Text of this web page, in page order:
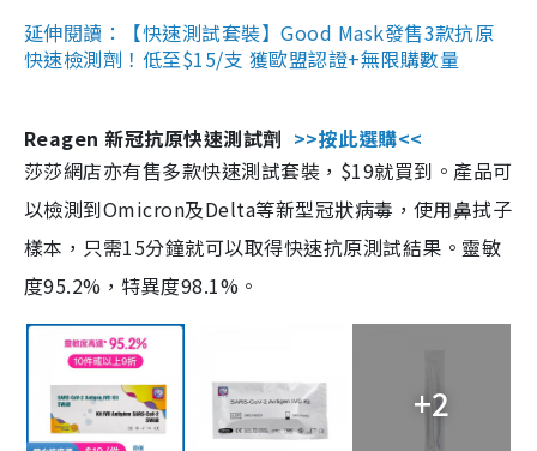
延伸閱讀：【快速測試套裝】Good Mask發售3款抗原
快速檢測劑！低至$15/支 獲歐盟認證+無限購數量
Reagen 新冠抗原快速測試劑 >>按此選購<<
莎莎網店亦有售多款快速測試套裝，$19就買到。產品可
以檢測到Omicron及Delta等新型冠狀病毒，使用鼻拭子
樣本，只需15分鐘就可以取得快速抗原測試結果。靈敏
度95.2%，特異度98.1%。
+2